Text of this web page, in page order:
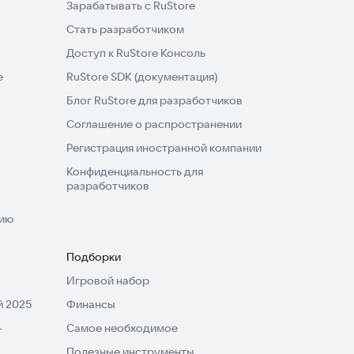
Зарабатывать с RuStore
Стать разработчиком
Доступ к RuStore Консоль
RuStore SDK (документация)
Блог RuStore для разработчиков
Соглашение о распространении
Регистрация иностранной компании
Конфиденциальность для
разработчиков
2025
Подборки
Игровой набор
Финансы
Самое необходимое